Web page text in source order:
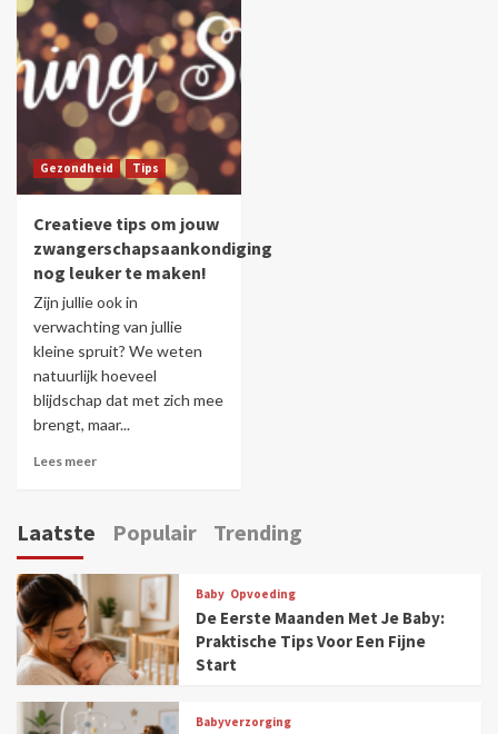
Gezondheid Tips
Creatieve tips om jouw
zwangerschapsaankondiging
nog leuker te maken!
Zijn jullie ook in
verwachting van jullie
kleine spruit? We weten
natuurlijk hoeveel
blijdschap dat met zich mee
brengt, maar...
Lees meer
Laatste Populair Trending
Baby Opvoeding
De Eerste Maanden Met Je Baby:
Praktische Tips Voor Een Fijne
Start
Babyverzorging